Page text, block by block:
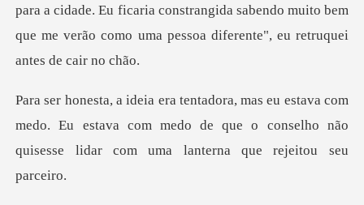
para a cidade. Eu ficaria constrangida sabendo mui
com
medo. Eu estava com medo de que o conselho não
qu